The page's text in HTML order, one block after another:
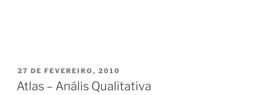
PUBLICADO
EM
27 DE FEVEREIRO, 2010
Atlas – Anális Qualitativa